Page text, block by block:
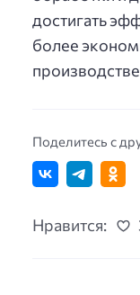
достигать
более
Поделитесь с
Нравится: